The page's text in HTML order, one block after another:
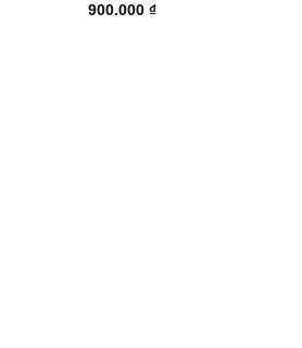
900.000 ₫